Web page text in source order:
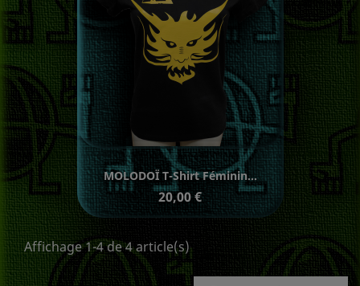
MOLODOÏ T-Shirt Féminin...
Prix
20,00 €
Affichage 1-4 de 4 article(s)